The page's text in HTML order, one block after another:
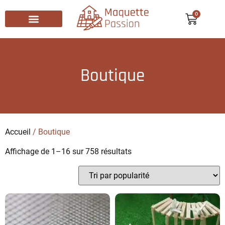
0
Boutique
Accueil / Boutique
Affichage de 1–16 sur 758 résultats